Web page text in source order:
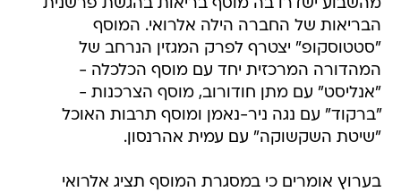
מהשבוע ישדרו בה מוסף בריאות בהגשת פרשנית
הבריאות של החברה הילה אלרואי. המוסף
"סטטוסקופ" יצטרף לפרק המגזין הנרחב של
המהדורה המרכזית יחד עם מוסף הכלכלה -
"אנליסט" עם מתן חודורוב, מוסף הצרכנות -
"ברקוד" עם נגה ניר-נאמן ומוסף תרבות האוכל
"שיטת השקשוקה" עם עמית אהרנסון.
בערוץ אומרים כי במסגרת המוסף תציג אלרואי